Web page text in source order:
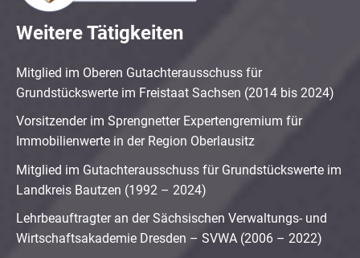
Weitere Tätigkeiten
Mitglied im Oberen Gutachterausschuss für
Grundstückswerte im Freistaat Sachsen (2014 bis 2024)
Vorsitzender im Sprengnetter Expertengremium für
Immobilienwerte in der Region Oberlausitz
Mitglied im Gutachterausschuss für Grundstückswerte im
Landkreis Bautzen (1992 – 2024)
Lehrbeauftragter an der Sächsischen Verwaltungs- und
Wirtschaftsakademie Dresden – SVWA (2006 – 2022)